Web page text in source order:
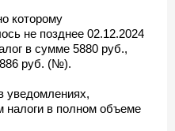
которому
не позднее 02.12.2024
в сумме 5880 руб.,
руб. (№).
уведомлениях,
налоги в полном объеме